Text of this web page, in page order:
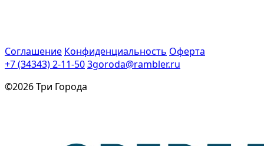
Соглашение Конфиденциальность Оферта
+7 (34343) 2-11-503goroda@rambler.ru
©2026 Три Города